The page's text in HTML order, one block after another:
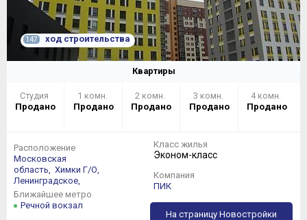
147 ход строительства
Квартиры
Студия
Продано
1 комн.
Продано
2 комн.
Продано
3 комн.
Продано
4 комн.
Продано
Расположение
Московская
область, Химки Г/О,
Ленинградское,
Ближайшее метро
Речной вокзал
Класс жилья
Эконом-класс
Компания
ПИК
На страницу Новостройки